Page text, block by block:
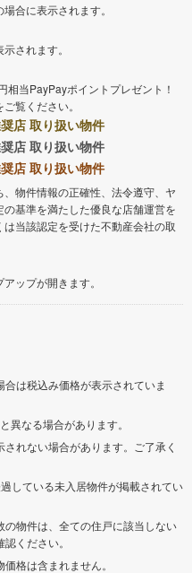
合に表示されます。
されます。
相当PayPayポイントプレゼント！
ご覧ください。
店 取り扱い物件
店 取り扱い物件
店 取り扱い物件
物件情報の正確性、法令遵守、ヤ
基準を満たした優良な店舗運営を
当該認定を受けた不動産会社の取
ップが開きます。
は税込み価格が表示されていま
異なる場合があります。
れない場合があります。ご了承く
している未入居物件が掲載されてい
の物件は、全ての住戸に該当しない
ください。
格は含まれません。